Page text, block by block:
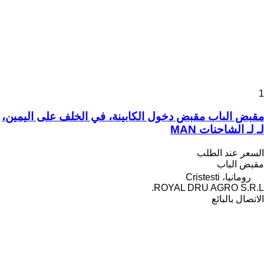
1
مقبض الباب مقبض دخول الكابينة، في الخلف على اليمين،
لـ لـ الشاحنات MAN
السعر عند الطلب
مقبض الباب
رومانيا، Cristesti
ROYAL DRU AGRO S.R.L.
الاتصال بالبائع